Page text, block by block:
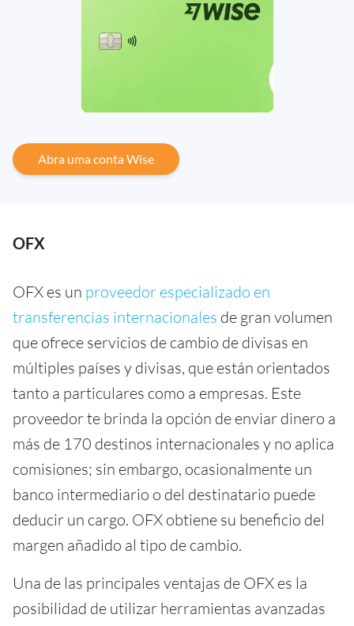
Abra uma conta Wise
OFX
OFX es un proveedor especializado en
transferencias internacionales de gran volumen
que ofrece servicios de cambio de divisas en
múltiples países y divisas, que están orientados
tanto a particulares como a empresas. Este
proveedor te brinda la opción de enviar dinero a
más de 170 destinos internacionales y no aplica
comisiones; sin embargo, ocasionalmente un
banco intermediario o del destinatario puede
deducir un cargo. OFX obtiene su beneficio del
margen añadido al tipo de cambio.
Una de las principales ventajas de OFX es la
posibilidad de utilizar herramientas avanzadas